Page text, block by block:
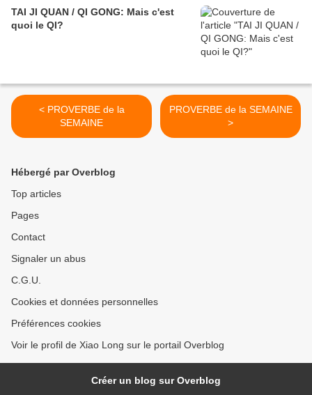
TAI JI QUAN / QI GONG: Mais c'est
quoi le QI?
< PROVERBE de la
SEMAINE
PROVERBE de la SEMAINE
>
Hébergé par Overblog
Top articles
Pages
Contact
Signaler un abus
C.G.U.
Cookies et données personnelles
Préférences cookies
Voir le profil de Xiao Long sur le portail Overblog
Créer un blog sur Overblog